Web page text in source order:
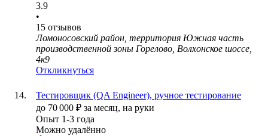
3.9
•
15 отзывов
Ломоносовский район, территория Южная часть
производственной зоны Горелово, Волхонское шоссе,
4к9
Откликнуться
Тестировщик (QA Engineer), ручное тестирование
до 70 000 ₽ за месяц, на руки
Опыт 1-3 года
Можно удалённо